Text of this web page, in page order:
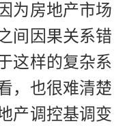
为房地产市场
间因果关系错
这样的复杂系
，也很难清楚
产调控基调变